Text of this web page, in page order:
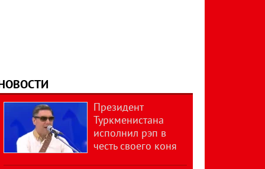
Президент
Туркменистана
исполнил рэп в
честь своего коня